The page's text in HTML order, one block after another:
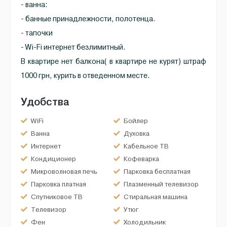
- ванна:
- банные принадлежности, полотенца.
- тапочки
- Wi-Fi интернет безлимитный.
В квартире нет балкона( в квартире не курят) штраф
1000 грн, курить в отведенном месте.
Удобства
WiFi
Бойлер
Ванна
Духовка
Интернет
Кабельное ТВ
Кондиционер
Кофеварка
Микроволновая печь
Парковка бесплатная
Парковка платная
Плазменный телевизор
Спутниковое ТВ
Стиральная машина
Телевизор
Утюг
Фен
Холодильник